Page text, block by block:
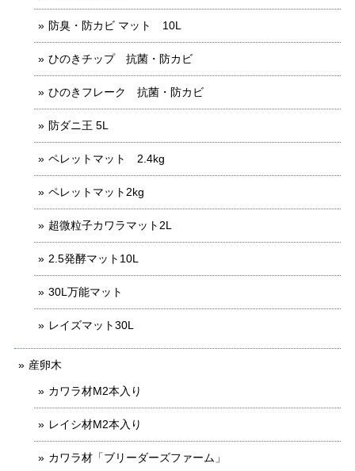
防臭・防カビ マット 10L
ひのきチップ 抗菌・防カビ
ひのきフレーク 抗菌・防カビ
防ダニ王 5L
ペレットマット 2.4kg
ペレットマット2kg
超微粒子カワラマット2L
2.5発酵マット10L
30L万能マット
レイズマット30L
産卵木
カワラ材M2本入り
レイシ材M2本入り
カワラ材「ブリーダーズファーム」